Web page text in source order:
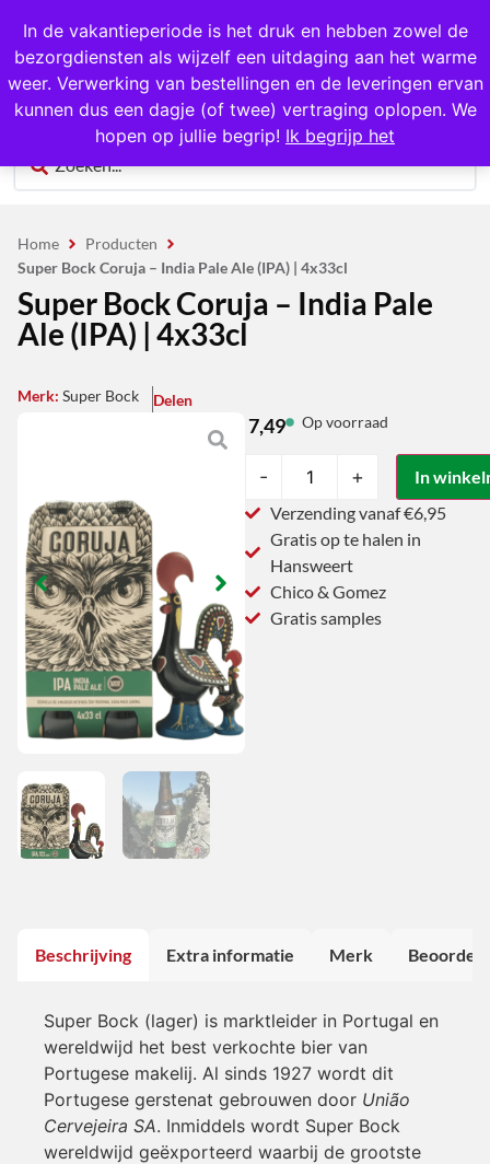
In de vakantieperiode is het druk en hebben zowel de
bezorgdiensten als wijzelf een uitdaging aan het warme
weer. Verwerking van bestellingen en de leveringen ervan
kunnen dus een dagje (of twee) vertraging oplopen. We
hopen op jullie begrip! Ik begrijp het
1000+ producten op voorraad
0
Home
Producten
Super Bock Coruja – India Pale Ale (IPA) | 4x33cl
Super Bock Coruja – India Pale
Ale (IPA) | 4x33cl
Merk: Super Bock Delen
7,49 Op voorraad
- +
In
Verzending vanaf €6,95
Gratis op te halen in
Hansweert
Chico & Gomez
Gratis samples
Beschrijving Extra informatie Merk
Super Bock (lager) is marktleider in Portugal en
wereldwijd het best verkochte bier van
Portugese makelij. Al sinds 1927 wordt dit
Portugese gerstenat gebrouwen door União
Cervejeira SA. Inmiddels wordt Super Bock
wereldwijd geëxporteerd waarbij de grootste